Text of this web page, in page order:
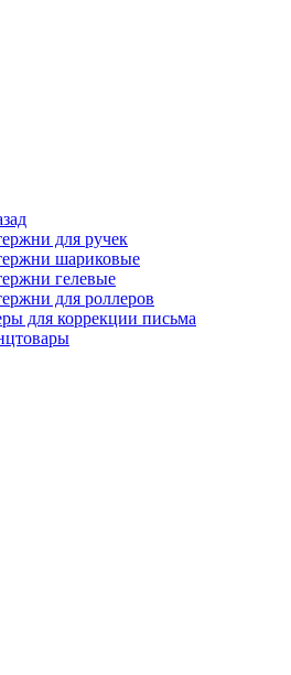
для ручек
шариковые
гелевые
для роллеров
для коррекции письма